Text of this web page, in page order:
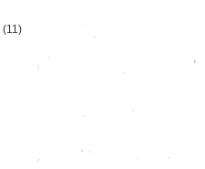
(11)